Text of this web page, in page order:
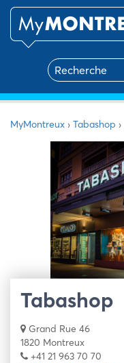
MyMontreux › Tabashop ›
Tabashop
Grand Rue 46
1820 Montreux
+41 21 963 70 70